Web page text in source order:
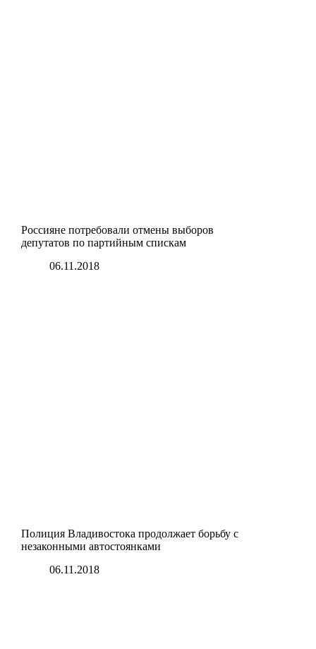
Россияне потребовали отмены выборов
депутатов по партийным спискам
06.11.2018
Полиция Владивостока продолжает борьбу с
незаконными автостоянками
06.11.2018